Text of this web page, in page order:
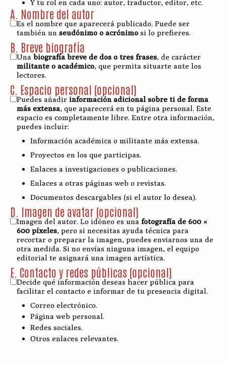
Y tu rol en cada uno: autor, traductor, editor, etc.
A. Nombre del autor
Es el nombre que aparecerá publicado. Puede ser
también unseudónimo o acrónimo si lo prefieres.
B. Breve biografía
Unabiografía breve de dos o tres frases, de carácter
militante o académico, que permita situarte ante los
lectores.
C. Espacio personal (opcional)
Puedes añadir información adicional sobre ti de forma
más extensa, que aparecerá en tu página personal. Este
espacio es completamente libre. Entre otra información,
puedes incluir:
Información académica o militante más extensa.
Proyectos en los que participas.
Enlaces a investigaciones o publicaciones.
Enlaces a otras páginas web o revistas.
Documentos descargables (si el autor lo desea).
D. Imagen de avatar (opcional)
Imagen del autor. Lo idóneo es unafotografía de 600 ×
600 píxeles, pero si necesitas ayuda técnica para
recortar o preparar la imagen, puedes enviarnos una de
otra medida. Si no envías ninguna imagen, el equipo
editorial te asignará una imagen artística.
E. Contacto y redes públicas (opcional)
Decide qué información deseas hacer pública para
facilitar el contacto e informar de tu presencia digital.
Correo electrónico.
Página web personal.
Redes sociales.
Otros enlaces relevantes.